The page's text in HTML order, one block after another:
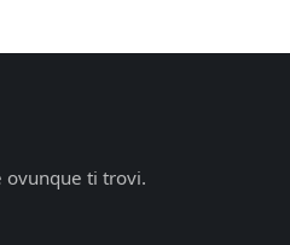
ovunque ti trovi.